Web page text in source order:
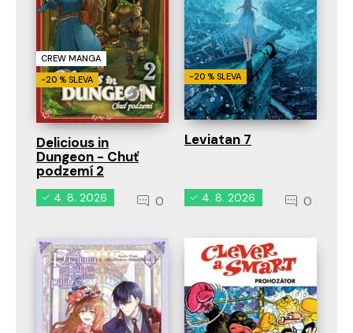
CREW MANGA
-20 % SLEVA
Delicious in
Dungeon - Chuť
podzemí 2
4. 8. 2026 0
-20 % SLEVA
Leviatan 7
4. 8. 2026 0